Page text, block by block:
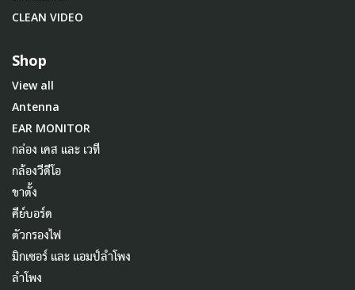
CLEAN VIDEO
Shop
View all
Antenna
EAR MONITOR
กล่อง เคส และ เวที
กล้องวีดีโอ
ขาตั้ง
คีย์บอร์ด
ตัวกรองไฟ
มิกเซอร์ และ แอมป์ลำโพง
ลำโพง